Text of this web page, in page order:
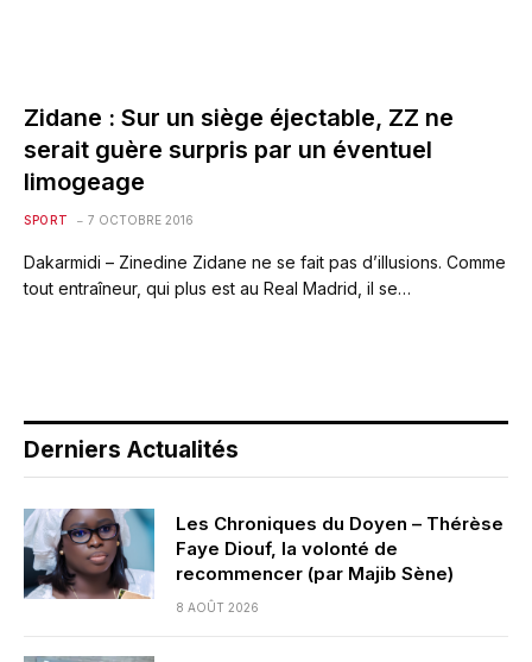
Zidane : Sur un siège éjectable, ZZ ne
serait guère surpris par un éventuel
limogeage
SPORT 7 OCTOBRE 2016
Dakarmidi – Zinedine Zidane ne se fait pas d’illusions. Comme
tout entraîneur, qui plus est au Real Madrid, il se…
Derniers Actualités
Les Chroniques du Doyen – Thérèse
Faye Diouf, la volonté de
recommencer (par Majib Sène)
8 AOÛT 2026